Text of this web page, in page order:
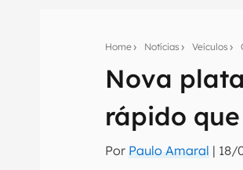
Home Notícias Veículos
Nova
rápido
Por Paulo Amaral | 18/
Seu
Assine a